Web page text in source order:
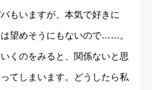
もいますが、本気で好きに
望めそうにもないので……。
くのをみると、関係ないと思
てしまいます。どうしたら私